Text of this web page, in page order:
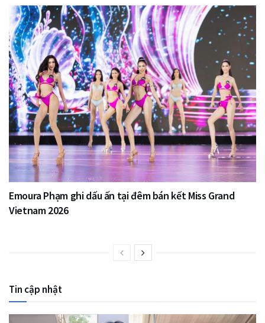
Emoura Phạm ghi dấu ấn tại đêm bán kết Miss Grand
Vietnam 2026
Tin cập nhật